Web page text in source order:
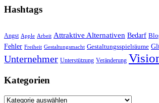
Hashtags
Angst Apple Arbeit Attraktive Alternativen Bedarf
Fehler Freiheit Gestaltungsmacht Gestaltungsspielräume
Unternehmer Unterstützung Veränderung
Kategorien
Kategorien